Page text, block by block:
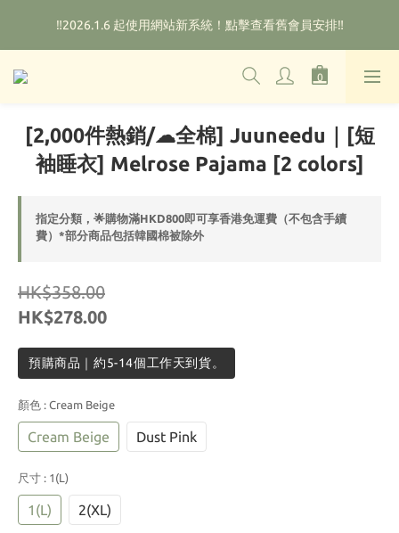
🌟購物滿HKD800即可享香港免運費（不包含手續費）*部分商品
除外
‼️2026.1.6 起使用網站新系統！點擊查看舊會員安排‼️
🌟購物滿HKD800即可享香港免運費（不包含手續費）*部分商品
[2,000件熱銷/☁全棉] Juuneedu｜[短
袖睡衣] Melrose Pajama [2 colors]
指定分類，🌟購物滿HKD800即可享香港免運費（不包含手續
費）*部分商品包括韓國棉被除外
HK$358.00
HK$278.00
預購商品｜約5-14個工作天到貨。
顏色 : Cream Beige
Cream Beige Dust Pink
尺寸 : 1(L)
1(L) 2(XL)